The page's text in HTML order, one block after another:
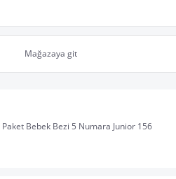
Mağazaya git
Bebek Bezi 5 Numara Junior 156